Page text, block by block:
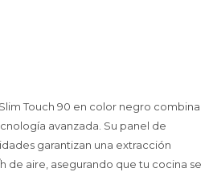
Touch 90 en color negro combina
avanzada. Su panel de
garantizan una extracción
de aire, asegurando que tu cocina se